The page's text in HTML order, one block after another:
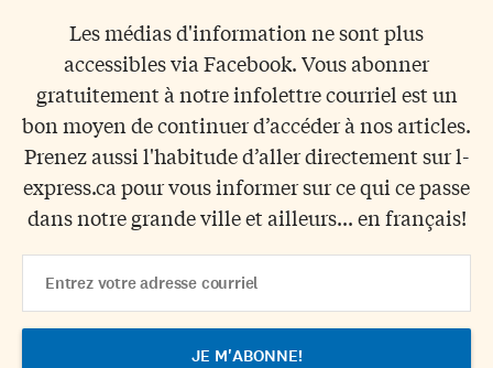
Les médias d'information ne sont plus
accessibles via Facebook. Vous abonner
gratuitement à notre infolettre courriel est un
bon moyen de continuer d’accéder à nos articles.
Prenez aussi l'habitude d’aller directement sur l-
express.ca pour vous informer sur ce qui ce passe
dans notre grande ville et ailleurs... en français!
Address